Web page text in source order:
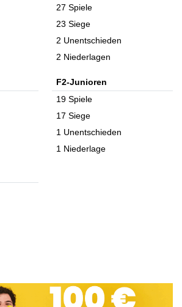
27 Spiele
23 Siege
2 Unentschieden
2 Niederlagen
F2-Junioren
19 Spiele
17 Siege
1 Unentschieden
1 Niederlage